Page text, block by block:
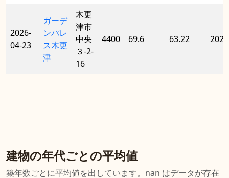
2026-
04-23
ガーデ
ンパレ
ス木更
津
木更
津市
中央
３-2-
16
4400 69.6 63.22 2022
建物の年代ごとの平均値
築年数ごとに平均値を出しています。nan はデータが存在